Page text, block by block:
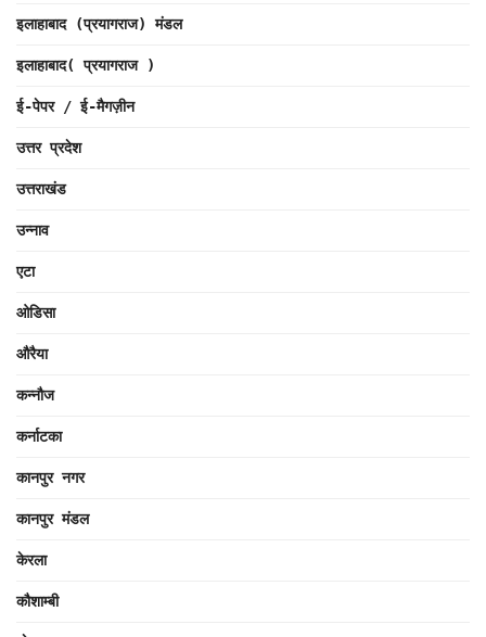
इलाहाबाद (प्रयागराज) मंडल
इलाहाबाद( प्रयागराज )
ई-पेपर / ई-मैगज़ीन
उत्तर प्रदेश
उत्तराखंड
उन्नाव
एटा
ओडिसा
औरैया
कन्नौज
कर्नाटका
कानपुर नगर
कानपुर मंडल
केरला
कौशाम्बी